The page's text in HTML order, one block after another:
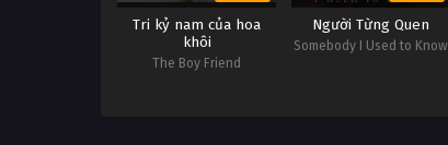
Tri kỷ nam của hoa
khôi
The Boy Friend
Người Từng Quen
Somebody I Used to Know